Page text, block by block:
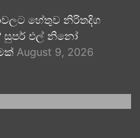
හේතුව නිරිතදිග
සුපර් එල් නිනෝ
August 9, 2026